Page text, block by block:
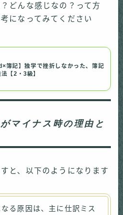
どんな感じなの？って方
になってみてください
簿記】独学で挫折しなかった、簿記
【2・3級】
マイナス時の理由と
と、以下のようになります
る原因は、主に仕訳ミス